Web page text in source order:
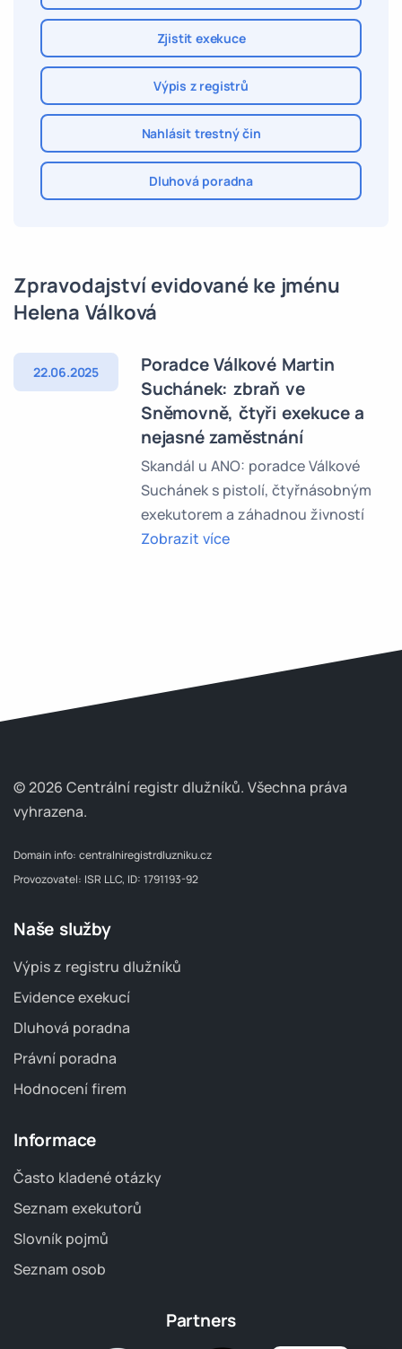
Zjistit exekuce
Výpis z registrů
Nahlásit trestný čin
Dluhová poradna
Zpravodajství evidované ke jménu
Helena Válková
22.06.2025
Poradce Válkové Martin
Suchánek: zbraň ve
Sněmovně, čtyři exekuce a
nejasné zaměstnání
Skandál u ANO: poradce Válkové
Suchánek s pistolí, čtyřnásobným
exekutorem a záhadnou živností
Zobrazit více
© 2026 Centrální registr dlužníků. Všechna práva
vyhrazena.
Domain info: centralniregistrdluzniku.cz
Provozovatel: ISR LLC, ID: 1791193-92
Naše služby
Výpis z registru dlužníků
Evidence exekucí
Dluhová poradna
Právní poradna
Hodnocení firem
Informace
Často kladené otázky
Seznam exekutorů
Slovník pojmů
Seznam osob
Partners